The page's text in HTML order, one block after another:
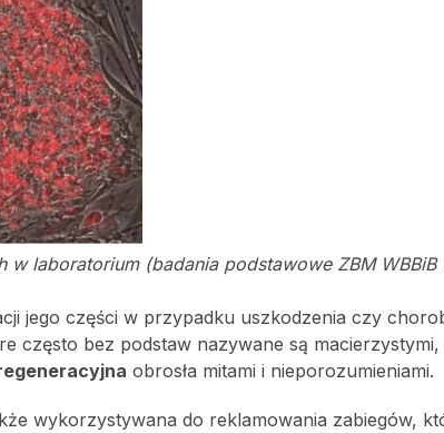
laboratorium (badania podstawowe ZBM WBBiB
jego części w przypadku uszkodzenia czy
często bez podstaw nazywane są
obrosła mitami i nieporozumieniami.
wykorzystywana do reklamowania zabiegów,